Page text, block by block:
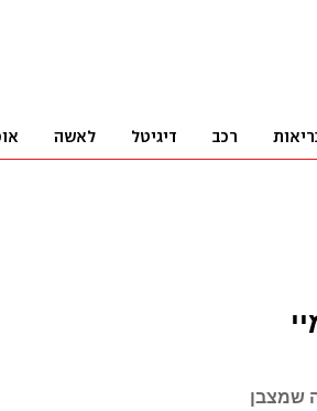
שמצבן